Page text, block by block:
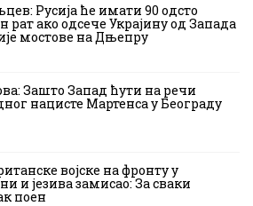
Русија ће имати 90 одсто
рат ако одсече Украјину од Запада
мостове на Дњепру
Зашто Запад ћути на речи
нацисте Мартенса у Београду
војске на фронту у
и језива замисао: За сваки
поен